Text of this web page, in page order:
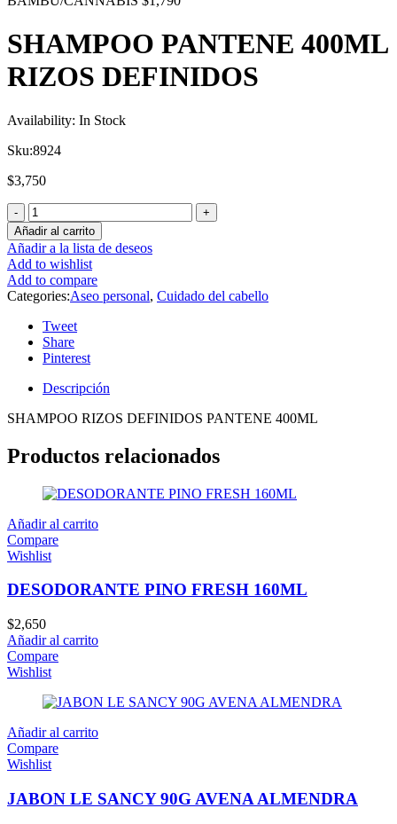
SHAMPOO PANTENE 400ML
RIZOS DEFINIDOS
Availability: In Stock
Sku:8924
$3,750
Añadir al carrito
Añadir a la lista de deseos
Add to wishlist
Add to compare
Categories:Aseo personal, Cuidado del cabello
Tweet
Share
Pinterest
Descripción
SHAMPOO RIZOS DEFINIDOS PANTENE 400ML
Productos relacionados
Añadir al carrito
Compare
Wishlist
DESODORANTE PINO FRESH 160ML
$2,650
Añadir al carrito
Compare
Wishlist
Añadir al carrito
Compare
Wishlist
JABON LE SANCY 90G AVENA ALMENDRA